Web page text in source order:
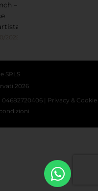
–
2025
SRLS
2026
| Privacy & Cookie